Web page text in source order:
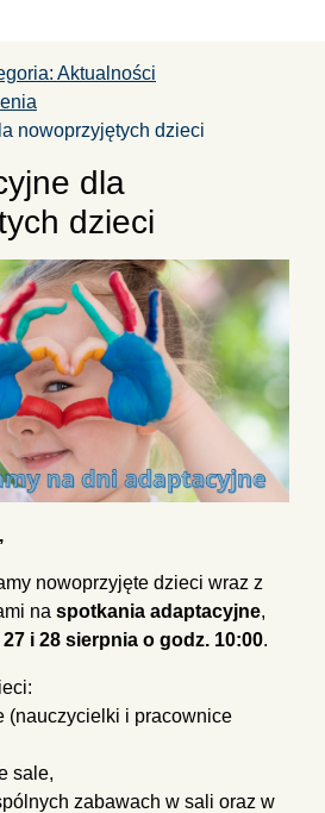
Aktualności
nowoprzyjętych dzieci
dla
dzieci
nowoprzyjęte dzieci wraz z
na spotkania adaptacyjne,
27 i 28 sierpnia o godz. 10:00.
(nauczycielki i pracownice
sale,
zabawach w sali oraz w